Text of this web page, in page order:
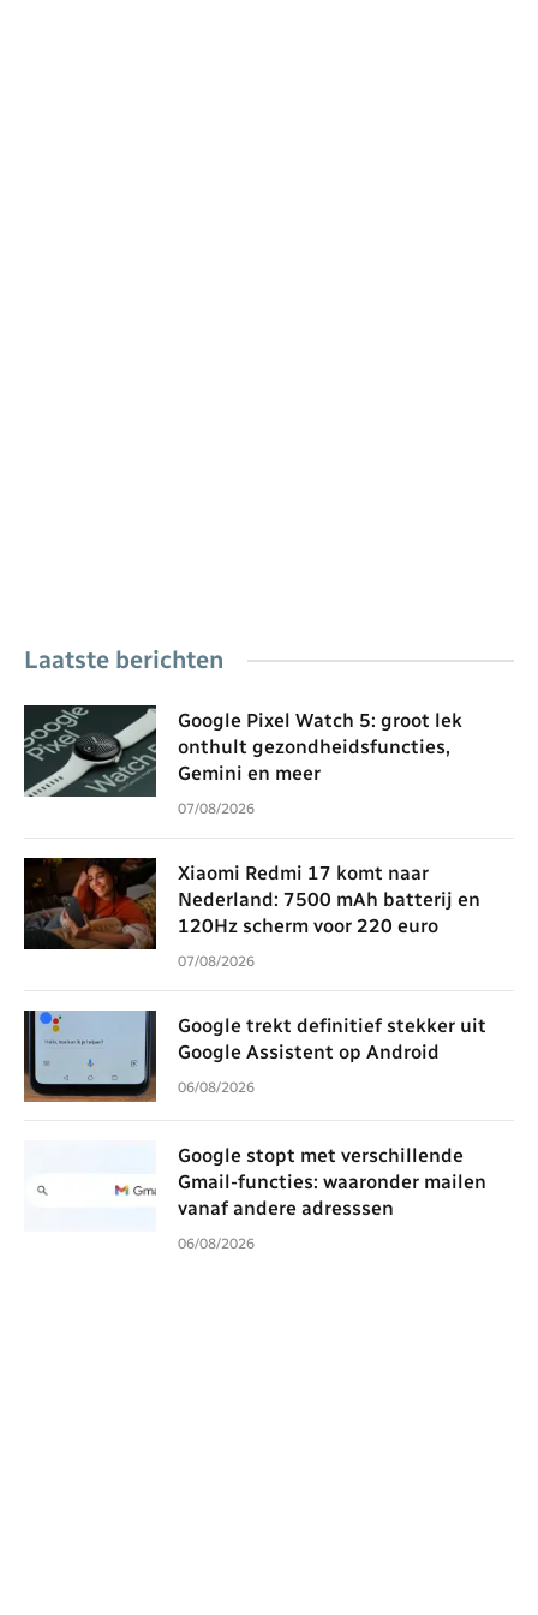
Laatste berichten
Google Pixel Watch 5: groot lek
onthult gezondheidsfuncties,
Gemini en meer
07/08/2026
Xiaomi Redmi 17 komt naar
Nederland: 7500 mAh batterij en
120Hz scherm voor 220 euro
07/08/2026
Google trekt definitief stekker uit
Google Assistent op Android
06/08/2026
Google stopt met verschillende
Gmail-functies: waaronder mailen
vanaf andere adresssen
06/08/2026